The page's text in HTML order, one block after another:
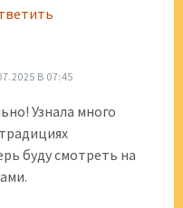
В 07:45
Узнала много
буду смотреть на